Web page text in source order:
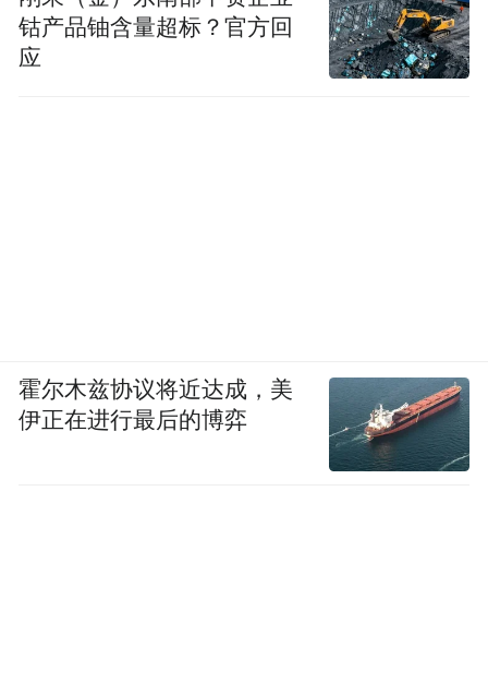
钴产品铀含量超标？官方回
应
霍尔木兹协议将近达成，美
伊正在进行最后的博弈